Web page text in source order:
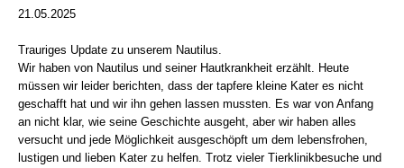
21.05.2025
Trauriges Update zu unserem Nautilus.
Wir haben von Nautilus und seiner Hautkrankheit erzählt. Heute
müssen wir leider berichten, dass der tapfere kleine Kater es nicht
geschafft hat und wir ihn gehen lassen mussten. Es war von Anfang
an nicht klar, wie seine Geschichte ausgeht, aber wir haben alles
versucht und jede Möglichkeit ausgeschöpft um dem lebensfrohen,
lustigen und lieben Kater zu helfen. Trotz vieler Tierklinikbesuche und